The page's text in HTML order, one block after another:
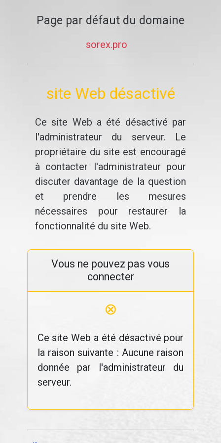
Page par défaut du domaine
sorex.pro
site Web désactivé
Ce site Web a été désactivé par
l'administrateur du serveur. Le
propriétaire du site est encouragé
à contacter l'administrateur pour
discuter davantage de la question
et prendre les mesures
nécessaires pour restaurer la
fonctionnalité du site Web.
Vous ne pouvez pas vous
connecter
⊗
Ce site Web a été désactivé pour
la raison suivante : Aucune raison
donnée par l'administrateur du
serveur.